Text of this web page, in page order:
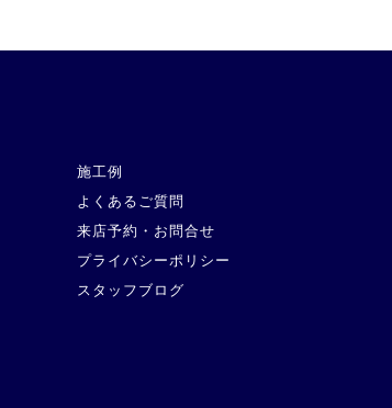
施工例
よくあるご質問
来店予約・お問合せ
プライバシーポリシー
スタッフブログ